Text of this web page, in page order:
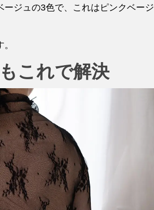
ジュの3色で、これはピンクベージ
これで解決